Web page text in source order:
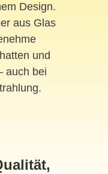
Design.
aus Glas
und
auch bei